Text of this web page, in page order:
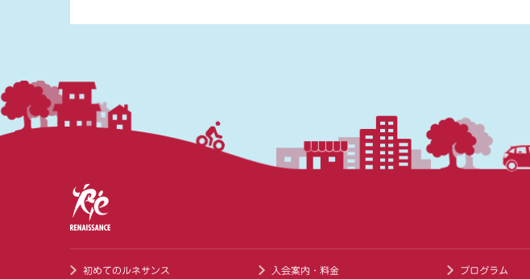
初めてのルネサンス 入会案内・料金 プログラム